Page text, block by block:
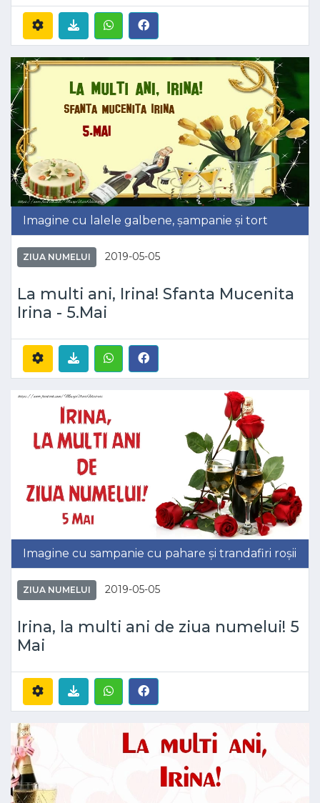
Imagine cu lalele galbene, șampanie și tort
ZIUA NUMELUI 2019-05-05
La multi ani, Irina! Sfanta Mucenita
Irina - 5.Mai
Imagine cu sampanie cu pahare și trandafiri roșii
ZIUA NUMELUI 2019-05-05
Irina, la multi ani de ziua numelui! 5
Mai